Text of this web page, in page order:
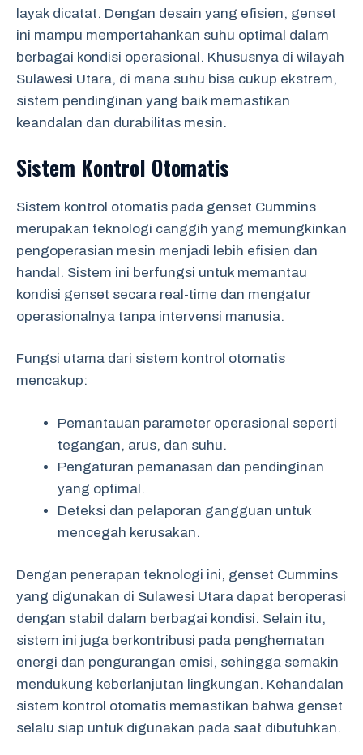
layak dicatat. Dengan desain yang efisien, genset
ini mampu mempertahankan suhu optimal dalam
berbagai kondisi operasional. Khususnya di wilayah
Sulawesi Utara, di mana suhu bisa cukup ekstrem,
sistem pendinginan yang baik memastikan
keandalan dan durabilitas mesin.
Sistem Kontrol Otomatis
Sistem kontrol otomatis pada genset Cummins
merupakan teknologi canggih yang memungkinkan
pengoperasian mesin menjadi lebih efisien dan
handal. Sistem ini berfungsi untuk memantau
kondisi genset secara real-time dan mengatur
operasionalnya tanpa intervensi manusia.
Fungsi utama dari sistem kontrol otomatis
mencakup:
Pemantauan parameter operasional seperti
tegangan, arus, dan suhu.
Pengaturan pemanasan dan pendinginan
yang optimal.
Deteksi dan pelaporan gangguan untuk
mencegah kerusakan.
Dengan penerapan teknologi ini, genset Cummins
yang digunakan di Sulawesi Utara dapat beroperasi
dengan stabil dalam berbagai kondisi. Selain itu,
sistem ini juga berkontribusi pada penghematan
energi dan pengurangan emisi, sehingga semakin
mendukung keberlanjutan lingkungan. Kehandalan
sistem kontrol otomatis memastikan bahwa genset
selalu siap untuk digunakan pada saat dibutuhkan.